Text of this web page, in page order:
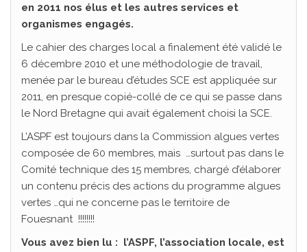
en 2011 nos élus et les autres services et
organismes engagés.
Le cahier des charges local a finalement été validé le
6 décembre 2010 et une méthodologie de travail,
menée par le bureau d’études SCE est appliquée sur
2011, en presque copié-collé de ce qui se passe dans
le Nord Bretagne qui avait également choisi la SCE.
L’ASPF est toujours dans la Commission algues vertes
composée de 60 membres, mais …surtout pas dans le
Comité technique des 15 membres, chargé d’élaborer
un contenu précis des actions du programme algues
vertes …qui ne concerne pas le territoire de
Fouesnant !!!!!!!!
Vous avez bien lu : l’ASPF, l’association locale, est